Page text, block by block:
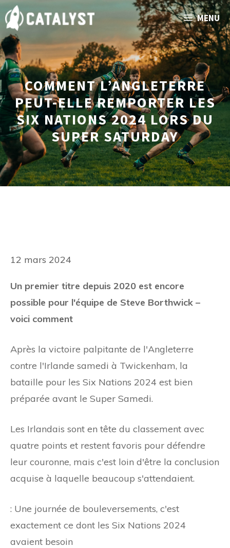
Aller
au
contenu
MENU
COMMENT L’ANGLETERRE
PEUT-ELLE REMPORTER LES
SIX NATIONS 2024 LORS DU
SUPER SATURDAY
12 mars 2024
Un premier titre depuis 2020 est encore
possible pour l'équipe de Steve Borthwick –
voici comment
Après la victoire palpitante de l'Angleterre
contre l'Irlande samedi à Twickenham, la
bataille pour les Six Nations 2024 est bien
préparée avant le Super Samedi.
Les Irlandais sont en tête du classement avec
quatre points et restent favoris pour défendre
leur couronne, mais c'est loin d'être la conclusion
acquise à laquelle beaucoup s'attendaient.
: Une journée de bouleversements, c'est
exactement ce dont les Six Nations 2024
avaient besoin